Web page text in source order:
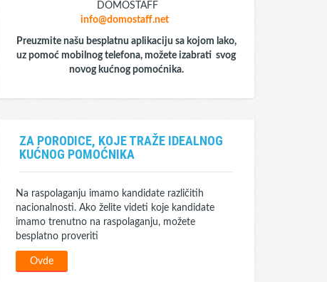
DOMOSTAFF
info@domostaff.net
Preuzmite našu besplatnu aplikaciju sa kojom lako,
uz pomoć mobilnog telefona, možete izabrati svog
novog kućnog pomoćnika.
ZA PORODICE, KOJE TRAŽE IDEALNOG
KUĆNOG POMOĆNIKA
Na raspolaganju imamo kandidate različitih
nacionalnosti. Ako želite videti koje kandidate
imamo trenutno na raspolaganju, možete
besplatno proveriti
Ovde